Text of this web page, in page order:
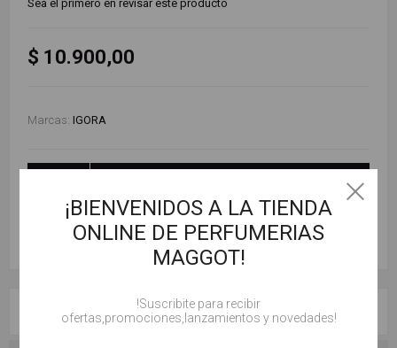
Sea el primero en revisar este producto
$ 10.900,00
Marcas: IGORA
RESEÑAS
¡BIENVENIDOS A LA TIENDA
ONLINE DE PERFUMERIAS
MAGGOT!
!Suscribite para recibir
ofertas,promociones,lanzamientos y novedades!